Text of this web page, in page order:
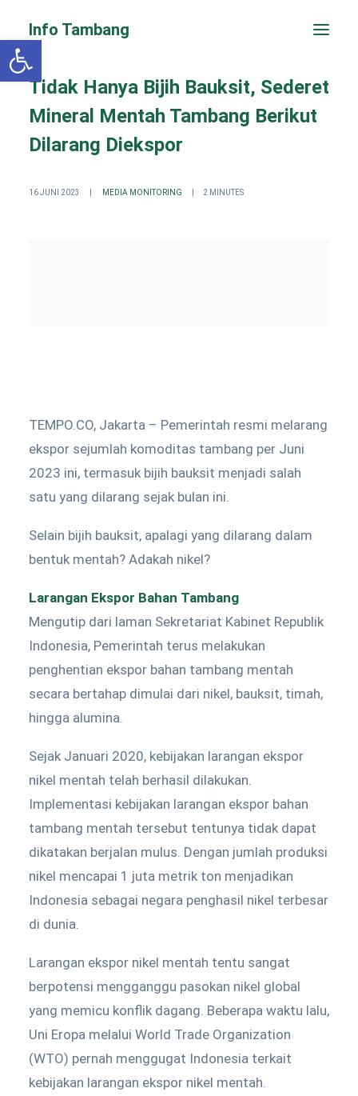
Info Tambang
Tidak Hanya Bijih Bauksit, Sederet
Mineral Mentah Tambang Berikut
Dilarang Diekspor
16 JUNI 2023 MEDIA MONITORING 2 MINUTES
TEMPO.CO, Jakarta – Pemerintah resmi melarang
ekspor sejumlah komoditas tambang per Juni
2023 ini, termasuk bijih bauksit menjadi salah
satu yang dilarang sejak bulan ini.
Selain bijih bauksit, apalagi yang dilarang dalam
bentuk mentah? Adakah nikel?
Larangan Ekspor Bahan Tambang
Mengutip dari laman Sekretariat Kabinet Republik
Indonesia, Pemerintah terus melakukan
penghentian ekspor bahan tambang mentah
secara bertahap dimulai dari nikel, bauksit, timah,
hingga alumina.
Sejak Januari 2020, kebijakan larangan ekspor
nikel mentah telah berhasil dilakukan.
Implementasi kebijakan larangan ekspor bahan
tambang mentah tersebut tentunya tidak dapat
dikatakan berjalan mulus. Dengan jumlah produksi
nikel mencapai 1 juta metrik ton menjadikan
Indonesia sebagai negara penghasil nikel terbesar
di dunia.
Larangan ekspor nikel mentah tentu sangat
berpotensi mengganggu pasokan nikel global
yang memicu konflik dagang. Beberapa waktu lalu,
Uni Eropa melalui World Trade Organization
(WTO) pernah menggugat Indonesia terkait
kebijakan larangan ekspor nikel mentah.
Open toolbar